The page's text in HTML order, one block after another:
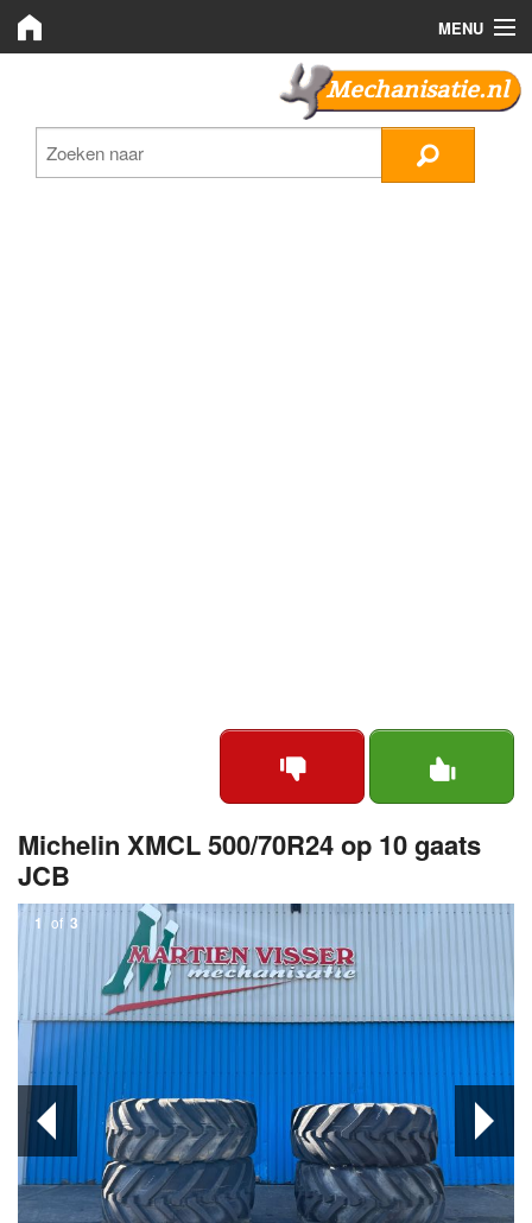
MENU
Zoeken
Mechanisatie.nl
Michelin XMCL 500/70R24 op 10 gaats
JCB
1 of 3